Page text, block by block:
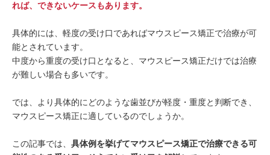
れば、できないケースもあります。
具体的には、軽度の受け口であればマウスピース矯正で治療が可
能とされています。
中度から重度の受け口となると、マウスピース矯正だけでは治療
が難しい場合も多いです。
では、より具体的にどのような歯並びが軽度・重度と判断でき、
マウスピース矯正に適しているのでしょうか。
この記事では、 具体例を挙げてマウスピース矯正で治療できる可